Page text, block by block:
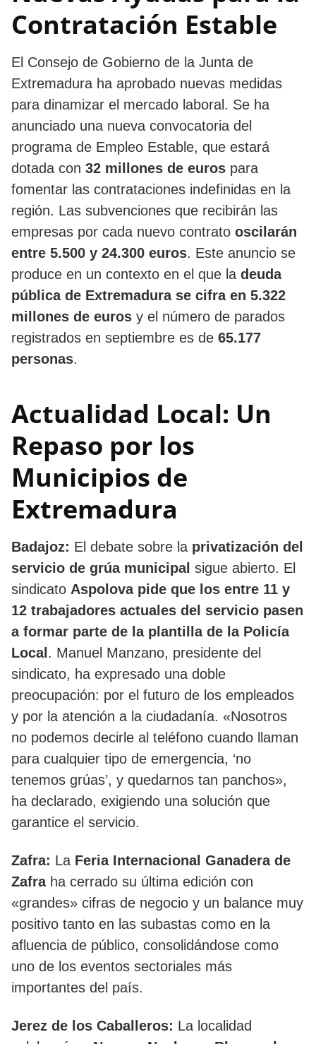
Contratación Estable
El Consejo de Gobierno de la Junta de
Extremadura ha aprobado nuevas medidas
para dinamizar el mercado laboral. Se ha
anunciado una nueva convocatoria del
programa de Empleo Estable, que estará
dotada con 32 millones de euros para
fomentar las contrataciones indefinidas en la
región. Las subvenciones que recibirán las
empresas por cada nuevo contrato oscilarán
entre 5.500 y 24.300 euros. Este anuncio se
produce en un contexto en el que la deuda
pública de Extremadura se cifra en 5.322
millones de euros y el número de parados
registrados en septiembre es de 65.177
personas.
Actualidad Local: Un
Repaso por los
Municipios de
Extremadura
Badajoz: El debate sobre la privatización del
servicio de grúa municipal sigue abierto. El
sindicato Aspolova pide que los entre 11 y
12 trabajadores actuales del servicio pasen
a formar parte de la plantilla de la Policía
Local . Manuel Manzano, presidente del
sindicato, ha expresado una doble
preocupación: por el futuro de los empleados
y por la atención a la ciudadanía. «Nosotros
no podemos decirle al teléfono cuando llaman
para cualquier tipo de emergencia, ‘no
tenemos grúas’, y quedarnos tan panchos»,
ha declarado, exigiendo una solución que
garantice el servicio.
Zafra: La Feria Internacional Ganadera de
Zafraha cerrado su última edición con
«grandes» cifras de negocio y un balance muy
positivo tanto en las subastas como en la
afluencia de público, consolidándose como
uno de los eventos sectoriales más
importantes del país.
Jerez de los Caballeros: La localidad